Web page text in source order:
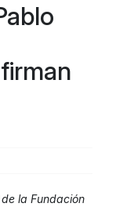
la Fundación